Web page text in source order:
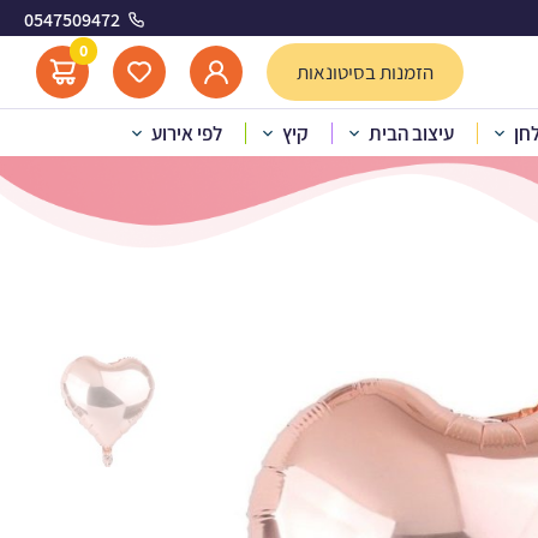
0547509472
הזמנות בסיטונאות
0
עיצוב הבית קיץ לפי אירוע לב רוז גולד